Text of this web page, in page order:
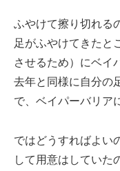
ふやけて擦り切れる
足がふやけてきたと
させるため）にベイ
去年と同様に自分の
で、ベイパーバリア
ではどうすればよい
して用意はしていた